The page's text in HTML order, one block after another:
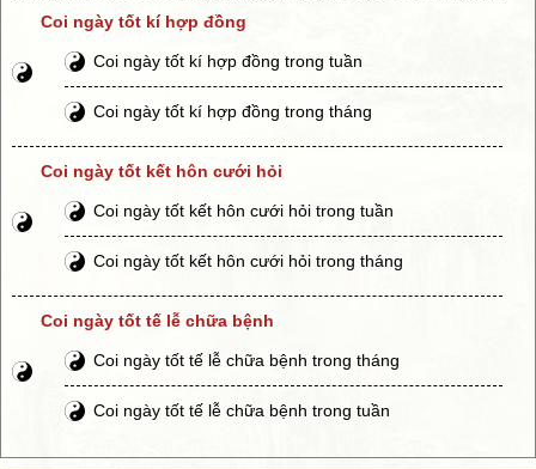
Coi ngày tốt kí hợp đồng
Coi ngày tốt kí hợp đồng trong tuần
Coi ngày tốt kí hợp đồng trong tháng
Coi ngày tốt kết hôn cưới hỏi
Coi ngày tốt kết hôn cưới hỏi trong tuần
Coi ngày tốt kết hôn cưới hỏi trong tháng
Coi ngày tốt tế lễ chữa bệnh
Coi ngày tốt tế lễ chữa bệnh trong tháng
Coi ngày tốt tế lễ chữa bệnh trong tuần